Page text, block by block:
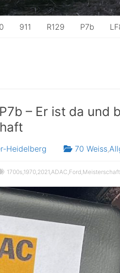
911 R129 P7b
– Er ist da und
Heidelberg 70 Weiss,
1700s 1970 2021 ADAC Ford Meisterschaft